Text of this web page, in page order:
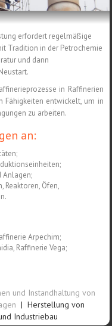
erfordert regelmäßige
Tradition in der Petrochemie
und dann
in Raffinerien
Fähigkeiten entwickelt, um in
zu arbeiten.
an:
Anlagen;
Reaktoren, Öfen,
Arpechim;
Raffinerie Vega;
und Instandhaltung von
| Herstellung von
Industriebau